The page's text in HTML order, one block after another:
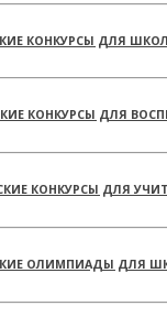
КОНКУРСЫ ДЛЯ
КОНКУРСЫ ДЛЯ
КОНКУРСЫ ДЛЯ
ОЛИМПИАДЫ ДЛЯ